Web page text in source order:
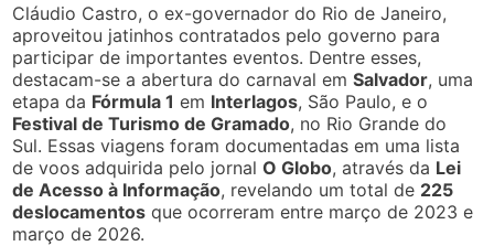
Cláudio Castro, o ex-governador do Rio de Janeiro,
aproveitou jatinhos contratados pelo governo para
participar de importantes eventos. Dentre esses,
destacam-se a abertura do carnaval emSalvador, uma
etapa da Fórmula 1 em Interlagos, São Paulo, e o
Festival de Turismo de Gramado, no Rio Grande do
Sul. Essas viagens foram documentadas em uma lista
de voos adquirida pelo jornalO Globo, através da Lei
de Acesso à Informação, revelando um total de 225
deslocamentos que ocorreram entre março de 2023 e
março de 2026.